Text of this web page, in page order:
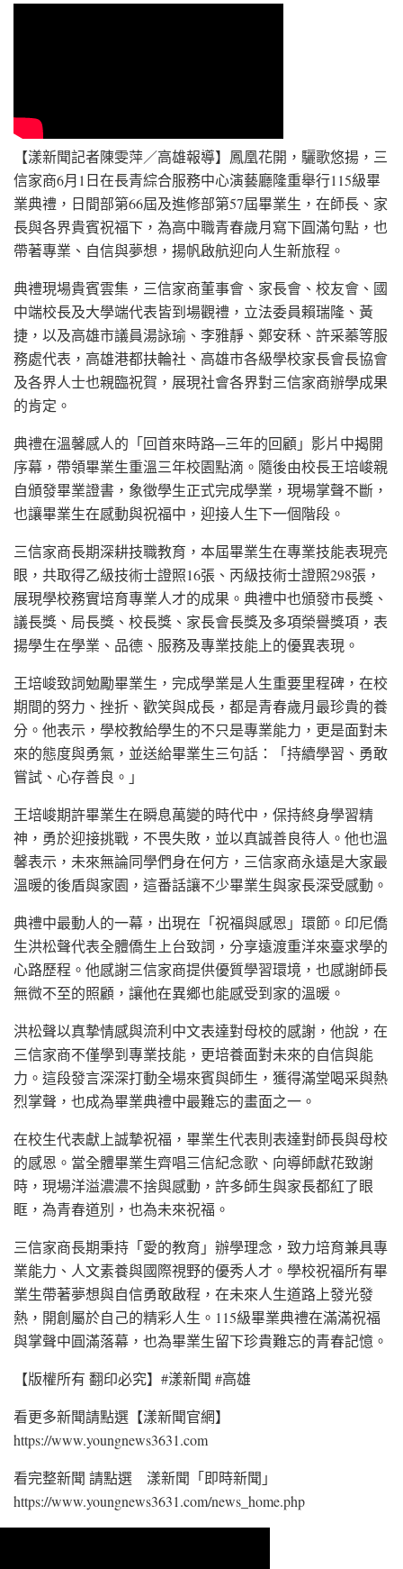
【漾新聞記者陳雯萍／高雄報導】鳳凰花開，驪歌悠揚，三
信家商6月1日在長青綜合服務中心演藝廳隆重舉行115級畢
業典禮，日間部第66屆及進修部第57屆畢業生，在師長、家
長與各界貴賓祝福下，為高中職青春歲月寫下圓滿句點，也
帶著專業、自信與夢想，揚帆啟航迎向人生新旅程。
典禮現場貴賓雲集，三信家商董事會、家長會、校友會、國
中端校長及大學端代表皆到場觀禮，立法委員賴瑞隆、黃
捷，以及高雄市議員湯詠瑜、李雅靜、鄭安秝、許采蓁等服
務處代表，高雄港都扶輪社、高雄市各級學校家長會長協會
及各界人士也親臨祝賀，展現社會各界對三信家商辦學成果
的肯定。
典禮在溫馨感人的「回首來時路─三年的回顧」影片中揭開
序幕，帶領畢業生重溫三年校園點滴。隨後由校長王培峻親
自頒發畢業證書，象徵學生正式完成學業，現場掌聲不斷，
也讓畢業生在感動與祝福中，迎接人生下一個階段。
三信家商長期深耕技職教育，本屆畢業生在專業技能表現亮
眼，共取得乙級技術士證照16張、丙級技術士證照298張，
展現學校務實培育專業人才的成果。典禮中也頒發市長獎、
議長獎、局長獎、校長獎、家長會長獎及多項榮譽獎項，表
揚學生在學業、品德、服務及專業技能上的優異表現。
王培峻致詞勉勵畢業生，完成學業是人生重要里程碑，在校
期間的努力、挫折、歡笑與成長，都是青春歲月最珍貴的養
分。他表示，學校教給學生的不只是專業能力，更是面對未
來的態度與勇氣，並送給畢業生三句話：「持續學習、勇敢
嘗試、心存善良。」
王培峻期許畢業生在瞬息萬變的時代中，保持終身學習精
神，勇於迎接挑戰，不畏失敗，並以真誠善良待人。他也溫
馨表示，未來無論同學們身在何方，三信家商永遠是大家最
溫暖的後盾與家園，這番話讓不少畢業生與家長深受感動。
典禮中最動人的一幕，出現在「祝福與感恩」環節。印尼僑
生洪松聲代表全體僑生上台致詞，分享遠渡重洋來臺求學的
心路歷程。他感謝三信家商提供優質學習環境，也感謝師長
無微不至的照顧，讓他在異鄉也能感受到家的溫暖。
洪松聲以真摯情感與流利中文表達對母校的感謝，他說，在
三信家商不僅學到專業技能，更培養面對未來的自信與能
力。這段發言深深打動全場來賓與師生，獲得滿堂喝采與熱
烈掌聲，也成為畢業典禮中最難忘的畫面之一。
在校生代表獻上誠摯祝福，畢業生代表則表達對師長與母校
的感恩。當全體畢業生齊唱三信紀念歌、向導師獻花致謝
時，現場洋溢濃濃不捨與感動，許多師生與家長都紅了眼
眶，為青春道別，也為未來祝福。
三信家商長期秉持「愛的教育」辦學理念，致力培育兼具專
業能力、人文素養與國際視野的優秀人才。學校祝福所有畢
業生帶著夢想與自信勇敢啟程，在未來人生道路上發光發
熱，開創屬於自己的精彩人生。115級畢業典禮在滿滿祝福
與掌聲中圓滿落幕，也為畢業生留下珍貴難忘的青春記憶。
【版權所有 翻印必究】#漾新聞 #高雄
看更多新聞請點選【漾新聞官網】
https://www.youngnews3631.com⁠
看完整新聞 請點選 漾新聞「即時新聞」
https://www.youngnews3631.com/news_home.php⁠